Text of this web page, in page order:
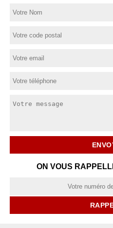
ON VOUS